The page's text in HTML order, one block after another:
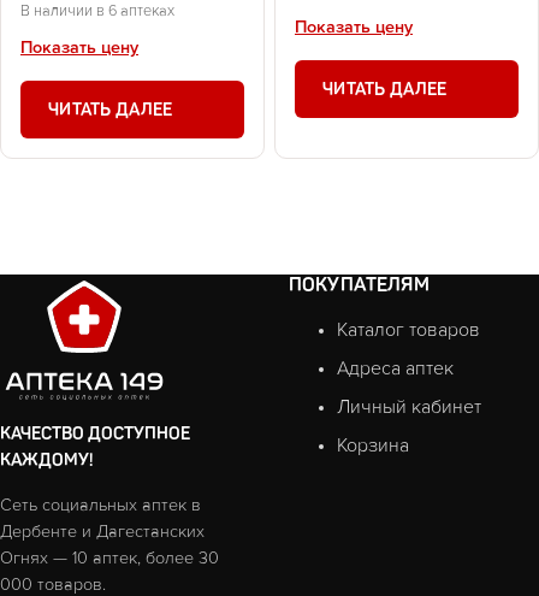
В наличии в 6 аптеках
Показать цену
ЧИТАТЬ ДАЛЕЕ
Показать цену
ЧИТАТЬ ДАЛЕЕ
КАЧЕСТВО ДОСТУПНОЕ
КАЖДОМУ!
Сеть социальных аптек в
Дербенте и Дагестанских
Огнях — 10 аптек, более 30
000 товаров.
ПОКУПАТЕЛЯМ
Каталог товаров
Адреса аптек
Личный кабинет
Корзина